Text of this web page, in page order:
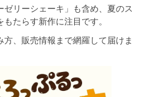
リーシェーキ」も含め、夏のス
たらす新作に注目です。
、販売情報まで網羅して届けま